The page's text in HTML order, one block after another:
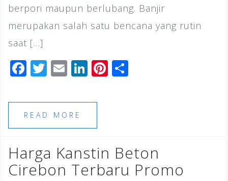
berpori maupun berlubang. Banjir
merupakan salah satu bencana yang rutin
saat […]
F
c
e
b
o
o
T
tt
e
r
E
ai
l
Li
k
dI
n
Pi
st
READ MORE
Harga Kanstin Beton
Cirebon Terbaru Promo